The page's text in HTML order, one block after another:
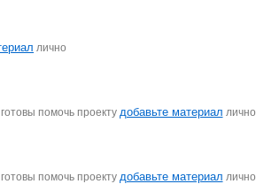
лично
помочь проекту добавьте материал лично
помочь проекту добавьте материал лично